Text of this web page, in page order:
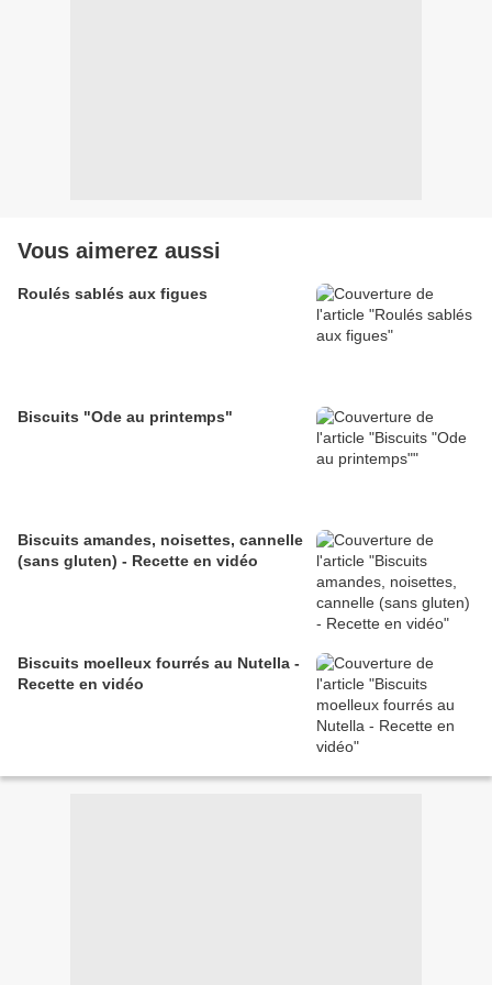
Vous aimerez aussi
Roulés sablés aux figues
Biscuits "Ode au printemps"
Biscuits amandes, noisettes, cannelle
(sans gluten) - Recette en vidéo
Biscuits moelleux fourrés au Nutella -
Recette en vidéo